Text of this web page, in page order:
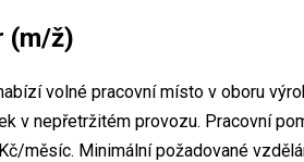
(m/ž)
volné pracovní místo v oboru
v nepřetržitém provozu. Pracovní
měsíc. Minimální požadované